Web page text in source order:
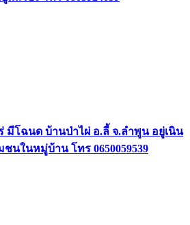
มีโฉนด บ้านป่าไผ่ อ.ลี้ จ.ลำพูน อยู่เนิน
นในหมู่บ้าน โทร 0650059539